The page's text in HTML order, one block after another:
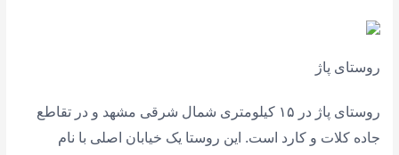
روستای پاژ
روستای پاژ در ۱۵ کیلومتری شمال شرقی مشهد و در تقاطع
جاده کلات و کارد است. این روستا یک خیابان اصلی با نام